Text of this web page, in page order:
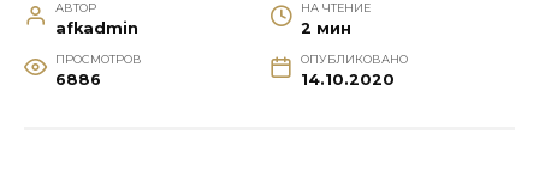
АВТОР
afkadmin
НА ЧТЕНИЕ
2 мин
ПРОСМОТРОВ
6886
ОПУБЛИКОВАНО
14.10.2020